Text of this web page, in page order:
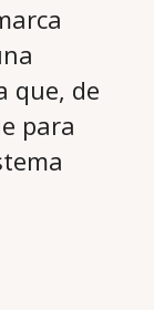
que, de
para